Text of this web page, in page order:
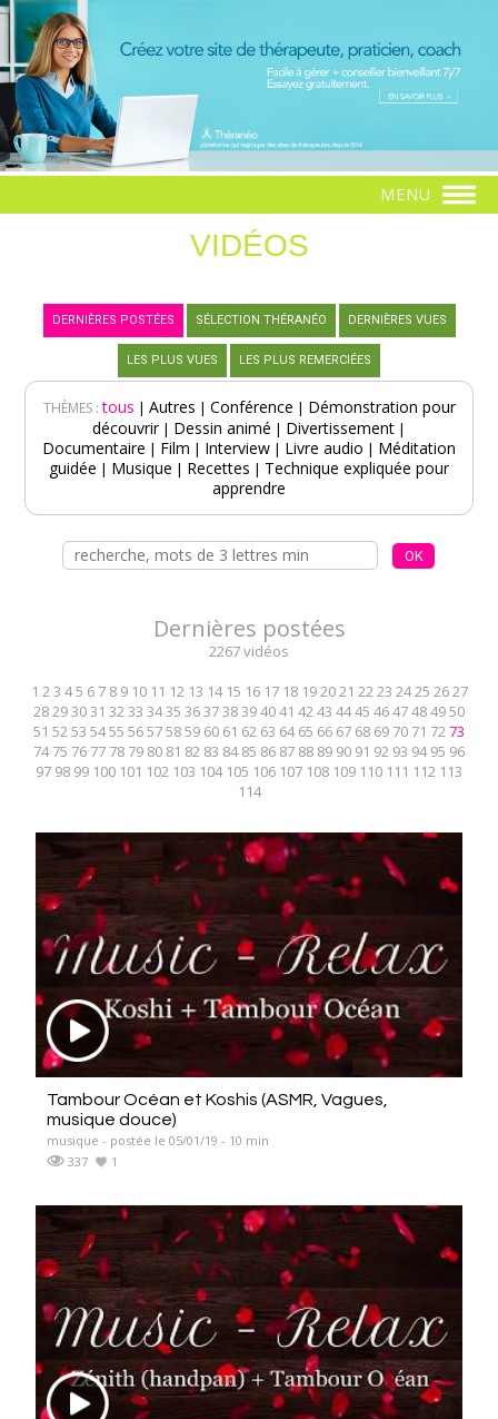
MENU
VIDÉOS
DERNIÈRES POSTÉES SÉLECTION THÉRANÉO DERNIÈRES VUES
LES PLUS VUES LES PLUS REMERCIÉES
THÈMES :tous | Autres | Conférence | Démonstration pour
découvrir| Dessin animé | Divertissement |
Documentaire | Film | Interview | Livre audio | Méditation
guidée | Musique | Recettes | Technique expliquée pour
apprendre
Dernières postées
2267 vidéos
1 23 45 6 7 8 9 10 11 12 13 14 15 16 17 18 192021 2223 2425 2627
28293031 3233 3435 363738394041 4243 4445 4647484950
51 5253 5455 56575859 60 61 62 63 64 65 66 67 68 69 70 71 7273
74 75 76 77 78 79 80 81 82 83 84 85 86 87 88 89 90 91 92 93 94 95 96
97 98 99 100 101 102 103 104 105 106 107 108 109 110 111 112 113
114
Tambour Océan et Koshis (ASMR, Vagues,
musique douce)
musique - postée le 05/01/19 - 10 min
337
1